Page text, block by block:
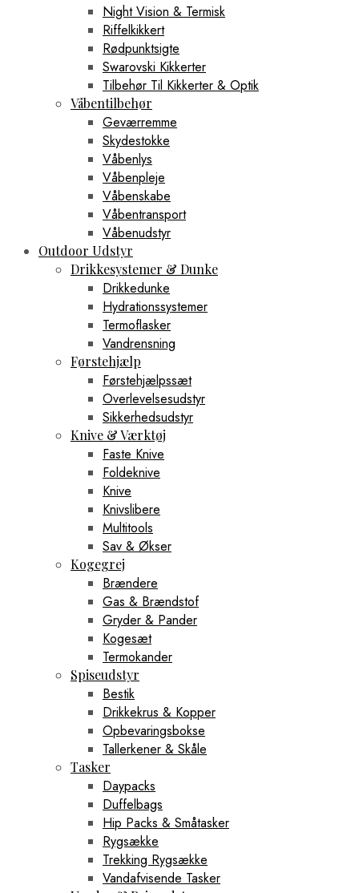
Night Vision & Termisk
Riffelkikkert
Rødpunktsigte
Swarovski Kikkerter
Tilbehør Til Kikkerter & Optik
Våbentilbehør
Geværremme
Skydestokke
Våbenlys
Våbenpleje
Våbenskabe
Våbentransport
Våbenudstyr
Outdoor Udstyr
Drikkesystemer & Dunke
Drikkedunke
Hydrationssystemer
Termoflasker
Vandrensning
Førstehjælp
Førstehjælpssæt
Overlevelsesudstyr
Sikkerhedsudstyr
Knive & Værktøj
Faste Knive
Foldeknive
Knive
Knivslibere
Multitools
Sav & Økser
Kogegrej
Brændere
Gas & Brændstof
Gryder & Pander
Kogesæt
Termokander
Spiseudstyr
Bestik
Drikkekrus & Kopper
Opbevaringsbokse
Tallerkener & Skåle
Tasker
Daypacks
Duffelbags
Hip Packs & Småtasker
Rygsække
Trekking Rygsække
Vandafvisende Tasker